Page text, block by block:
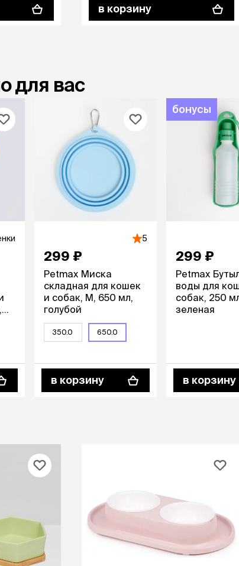
в корзину
для вас
5
299 ₽
Petmax Миска
складная для кошек
и собак, M, 650 мл,
голубой
350.0 650.0
в корзину
бонусы
299 ₽
Petmax
воды для
собак, 250
зеленая
в корзину